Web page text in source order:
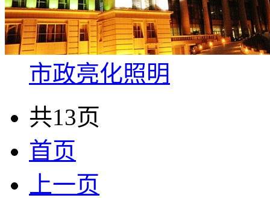
市政亮化照明
共13页
首页
上一页